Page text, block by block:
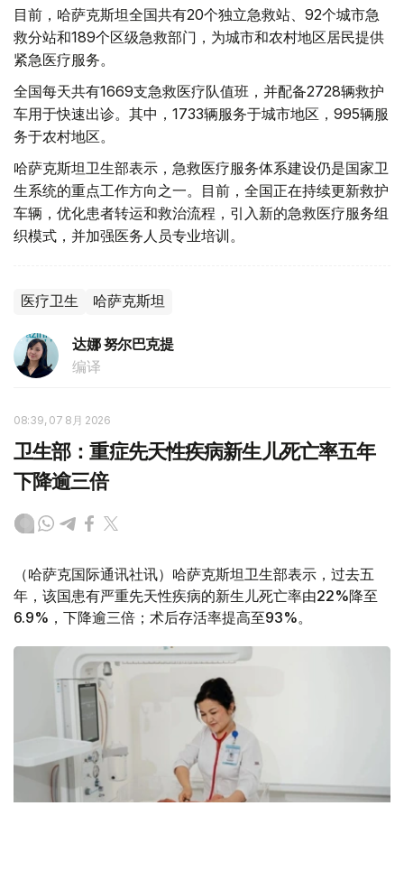
目前，哈萨克斯坦全国共有20个独立急救站、92个城市急
救分站和189个区级急救部门，为城市和农村地区居民提供
紧急医疗服务。
全国每天共有1669支急救医疗队值班，并配备2728辆救护
车用于快速出诊。其中，1733辆服务于城市地区，995辆服
务于农村地区。
哈萨克斯坦卫生部表示，急救医疗服务体系建设仍是国家卫
生系统的重点工作方向之一。目前，全国正在持续更新救护
车辆，优化患者转运和救治流程，引入新的急救医疗服务组
织模式，并加强医务人员专业培训。
医疗卫生 哈萨克斯坦
达娜 努尔巴克提
编译
08:39, 07 8月 2026
卫生部：重症先天性疾病新生儿死亡率五年
下降逾三倍
（哈萨克国际通讯社讯）哈萨克斯坦卫生部表示，过去五
年，该国患有严重先天性疾病的新生儿死亡率由22%降至
6.9%，下降逾三倍；术后存活率提高至93%。